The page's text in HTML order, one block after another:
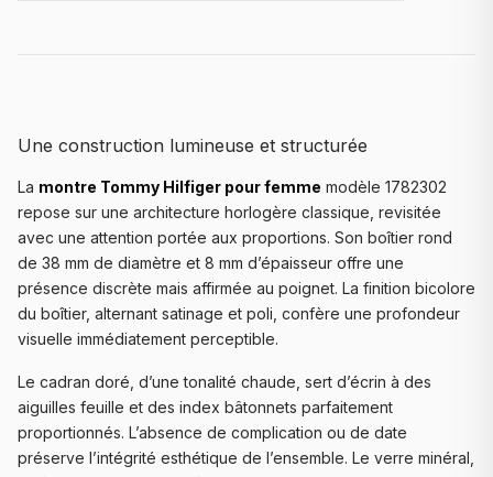
Une construction lumineuse et structurée
La montre Tommy Hilfiger pour femme modèle 1782302
repose sur une architecture horlogère classique, revisitée
avec une attention portée aux proportions. Son boîtier rond
de 38 mm de diamètre et 8 mm d’épaisseur offre une
présence discrète mais affirmée au poignet. La finition bicolore
du boîtier, alternant satinage et poli, confère une profondeur
visuelle immédiatement perceptible.
Le cadran doré, d’une tonalité chaude, sert d’écrin à des
aiguilles feuille et des index bâtonnets parfaitement
proportionnés. L’absence de complication ou de date
préserve l’intégrité esthétique de l’ensemble. Le verre minéral,